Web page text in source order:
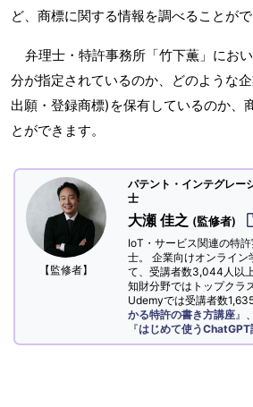
ど、商標に関する情報を調べることがで
弁理士・特許事務所「竹下薫」にお
分が指定されているのか、どのような
出願・登録商標)を保有しているのか、
とができます。
【監修者】
パテント・インテグレー
士
大瀬 佳之 (監修者)
IoT・サービス関連の特
士。 企業向けオンライ
て、受講者数3,044人以
知財分野ではトップクラ
Udemyでは受講者数
かる特許の書き方講座 』
『はじめて使うChatGPT